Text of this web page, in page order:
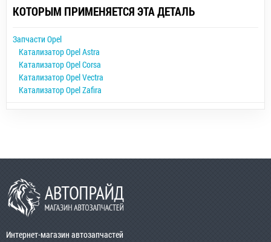
КОТОРЫМ ПРИМЕНЯЕТСЯ ЭТА ДЕТАЛЬ
Запчасти Opel
Катализатор Opel Astra
Катализатор Opel Corsa
Катализатор Opel Vectra
Катализатор Opel Zafira
Интернет-магазин автозапчастей